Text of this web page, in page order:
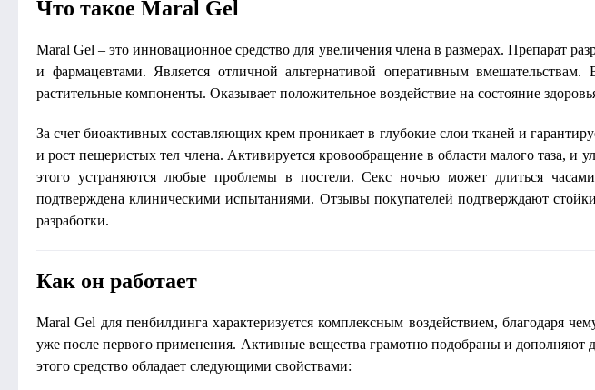
Что такое Maral Gel
Maral Gel – это инновационное средство для увеличения члена в размерах. Препарат
и фармацевтами. Является отличной альтернативой оперативным вмешательствам.
растительные компоненты. Оказывает положительное воздействие на состояние
За счет биоактивных составляющих крем проникает в глубокие слои тканей и
и рост пещеристых тел члена. Активируется кровообращение в области малого таза, и
этого устраняются любые проблемы в постели. Секс ночью может длиться
подтверждена клиническими испытаниями. Отзывы покупателей подтверждают
разработки.
Как он работает
Maral Gel для пенбилдинга характеризуется комплексным воздействием, благодаря
уже после первого применения. Активные вещества грамотно подобраны и дополняют
этого средство обладает следующими свойствами: